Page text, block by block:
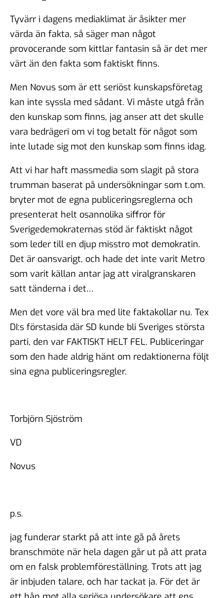
Tyvärr i dagens mediaklimat är åsikter mer
värda än fakta, så säger man något
provocerande som kittlar fantasin så är det mer
värt än den fakta som faktiskt finns.
Men Novus som är ett seriöst kunskapsföretag
kan inte syssla med sådant. Vi måste utgå från
den kunskap som finns, jag anser att det skulle
vara bedrägeri om vi tog betalt för något som
inte lutade sig mot den kunskap som finns idag.
Att vi har haft massmedia som slagit på stora
trumman baserat på undersökningar som t.om.
bryter mot de egna publiceringsreglerna och
presenterat helt osannolika siffror för
Sverigedemokraternas stöd är faktiskt något
som leder till en djup misstro mot demokratin.
Det är oansvarigt, och hade det inte varit Metro
som varit källan antar jag att viralgranskaren
satt tänderna i det…
Men det vore väl bra med lite faktakollar nu. Tex
DI:s förstasida där SD kunde bli Sveriges största
parti, den var FAKTISKT HELT FEL. Publiceringar
som den hade aldrig hänt om redaktionerna följt
sina egna publiceringsregler.
Torbjörn Sjöström
VD
Novus
p.s.
jag funderar starkt på att inte gå på årets
branschmöte när hela dagen går ut på att prata
om en falsk problemföreställning. Trots att jag
är inbjuden talare, och har tackat ja. För det är